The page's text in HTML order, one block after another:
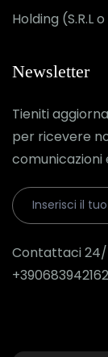
Holding (S.R.L o
Newsletter
Tieniti
per ricevere
comunicazioni
Contattaci
+390683942162